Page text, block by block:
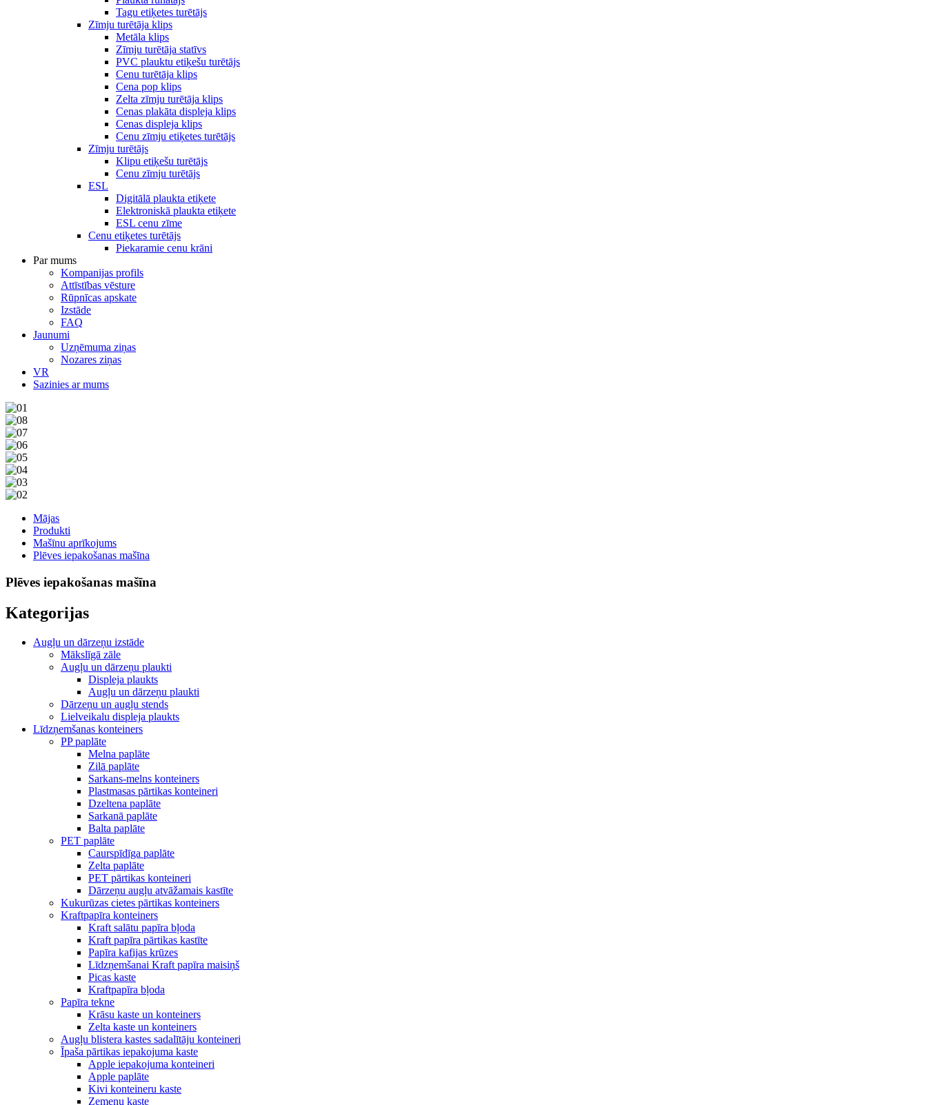
Tagu etiķetes turētājs
Zīmju turētāja klips
Metāla klips
Zīmju turētāja statīvs
PVC plauktu etiķešu turētājs
Cenu turētāja klips
Cena pop klips
Zelta zīmju turētāja klips
Cenas plakāta displeja klips
Cenas displeja klips
Cenu zīmju etiķetes turētājs
Zīmju turētājs
Klipu etiķešu turētājs
Cenu zīmju turētājs
ESL
Digitālā plaukta etiķete
Elektroniskā plaukta etiķete
ESL cenu zīme
Cenu etiķetes turētājs
Piekaramie cenu krāni
Par mums
Kompanijas profils
Attīstības vēsture
Rūpnīcas apskate
Izstāde
FAQ
Jaunumi
Uzņēmuma ziņas
Nozares ziņas
VR
Sazinies ar mums
Mājas
Produkti
Mašīnu aprīkojums
Plēves iepakošanas mašīna
Plēves iepakošanas mašīna
Kategorijas
Augļu un dārzeņu izstāde
Mākslīgā zāle
Augļu un dārzeņu plaukti
Displeja plaukts
Augļu un dārzeņu plaukti
Dārzeņu un augļu stends
Lielveikalu displeja plaukts
Līdzņemšanas konteiners
PP paplāte
Melna paplāte
Zilā paplāte
Sarkans-melns konteiners
Plastmasas pārtikas konteineri
Dzeltena paplāte
Sarkanā paplāte
Balta paplāte
PET paplāte
Caurspīdīga paplāte
Zelta paplāte
PET pārtikas konteineri
Dārzeņu augļu atvāžamais kastīte
Kukurūzas cietes pārtikas konteiners
Kraftpapīra konteiners
Kraft salātu papīra bļoda
Kraft papīra pārtikas kastīte
Papīra kafijas krūzes
Līdzņemšanai Kraft papīra maisiņš
Picas kaste
Kraftpapīra bļoda
Papīra tekne
Krāsu kaste un konteiners
Zelta kaste un konteiners
Augļu blistera kastes sadalītāju konteineri
Īpaša pārtikas iepakojuma kaste
Apple iepakojuma konteineri
Apple paplāte
Kivi konteineru kaste
Zemeņu kaste